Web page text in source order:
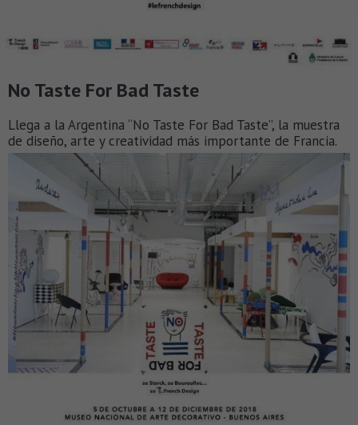
No Taste For Bad Taste
Llega a la Argentina “No Taste For Bad Taste”, la muestra
de diseño, arte y creatividad más importante de Francia.